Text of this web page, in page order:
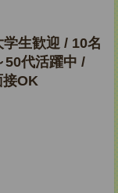
生歓迎 / 10名
50代活躍中 /
接OK